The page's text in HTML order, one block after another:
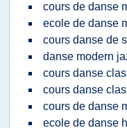
cours de danse
ecole de danse
cours danse de
danse modern
cours danse
cours danse
cours de danse
ecole de danse